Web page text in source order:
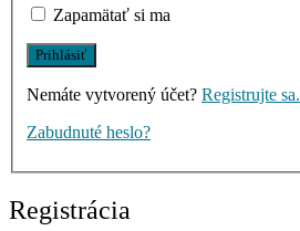
Zapamätať si ma
Nemáte vytvorený účet? Registrujte sa.
Zabudnuté heslo?
Registrácia